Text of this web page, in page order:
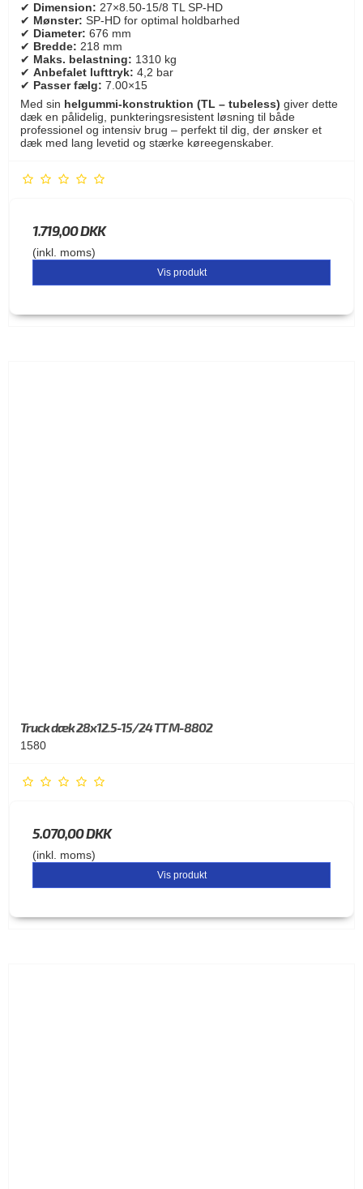
✔ Dimension: 27×8.50-15/8 TL SP-HD
✔ Mønster: SP-HD for optimal holdbarhed
✔ Diameter: 676 mm
✔ Bredde: 218 mm
✔ Maks. belastning: 1310 kg
✔ Anbefalet lufttryk: 4,2 bar
✔ Passer fælg: 7.00×15
Med sin helgummi-konstruktion (TL – tubeless) giver dette
dæk en pålidelig, punkteringsresistent løsning til både
professionel og intensiv brug – perfekt til dig, der ønsker et
dæk med lang levetid og stærke køreegenskaber.
1.719,00 DKK
(inkl. moms)
Vis produkt
Truck dæk 28x12.5-15/24 TT M-8802
1580
5.070,00 DKK
(inkl. moms)
Vis produkt